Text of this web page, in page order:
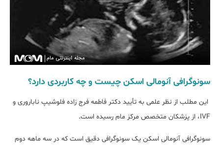
سونوگرافی آنومالی اسکن چیست و چه کاربردی دارد؟
این مطلب از نظر علمی به تأیید دکتر فاطمه فرج زاده فلوشیپ ناباروری و
IVF، از پزشکان متخصص مرکز مام رسیده است.
سونوگرافی آنومالی اسکن یک سونوگرافی دقیق است که در سه ماهه دوم